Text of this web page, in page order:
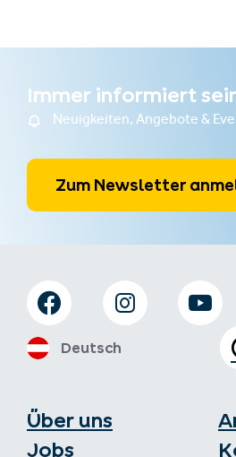
Immer informiert
Neuigkeiten, Angebote &
Zum Newsletter
Über uns
Jobs
Deutsch